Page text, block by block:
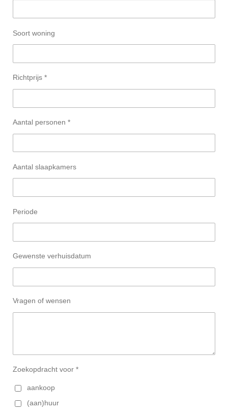
Soort woning
Richtprijs *
Aantal personen *
Aantal slaapkamers
Periode
Gewenste verhuisdatum
Vragen of wensen
Zoekopdracht voor *
aankoop
(aan)huur